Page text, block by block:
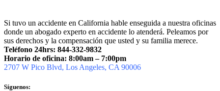
Si tuvo un accidente en California hable enseguida a nuestra oficinas
donde un abogado experto en accidente lo atenderá. Peleamos por
sus derechos y la compensación que usted y su familia merece.
Teléfono 24hrs: 844-332-9832
Horario de oficina: 8:00am – 7:00pm
2707 W Pico Blvd, Los Angeles, CA 90006
Síguenos: